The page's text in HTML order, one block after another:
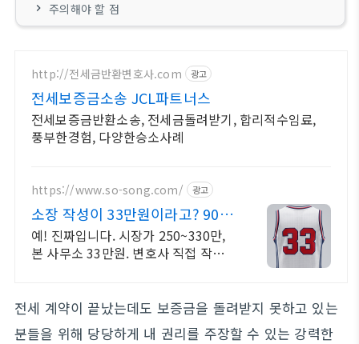
주의해야 할 점
http://전세금반환변호사.com 광고
전세보증금소송 JCL파트너스
전세보증금반환소송, 전세금돌려받기, 합리적수임료,
풍부한경험, 다양한승소사례
https://www.so-song.com/ 광고
소장 작성이 33만원이라고? 90%
비용거품 제거
예! 진짜입니다. 시장가 250~330만,
본 사무소 33만원. 변호사 직접 작성
전세 계약이 끝났는데도 보증금을 돌려받지 못하고 있는
분들을 위해 당당하게 내 권리를 주장할 수 있는 강력한